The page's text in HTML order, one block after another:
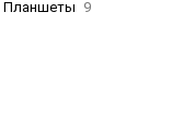
Планшеты 9